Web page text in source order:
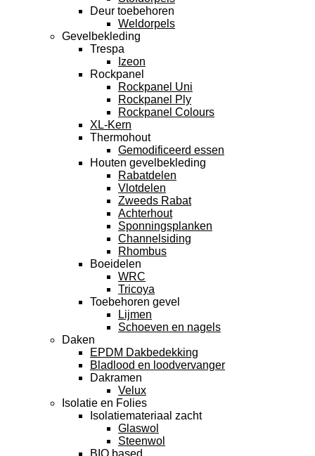
Deur toebehoren
Weldorpels
Gevelbekleding
Trespa
Izeon
Rockpanel
Rockpanel Uni
Rockpanel Ply
Rockpanel Colours
XL-Kern
Thermohout
Gemodificeerd essen
Houten gevelbekleding
Rabatdelen
Vlotdelen
Zweeds Rabat
Achterhout
Sponningsplanken
Channelsiding
Rhombus
Boeidelen
WRC
Tricoya
Toebehoren gevel
Lijmen
Schoeven en nagels
Daken
EPDM Dakbedekking
Bladlood en loodvervanger
Dakramen
Velux
Isolatie en Folies
Isolatiemateriaal zacht
Glaswol
Steenwol